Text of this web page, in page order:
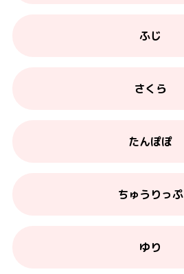
ふじ
さくら
たんぽぽ
ちゅうりっぷ
ゆり